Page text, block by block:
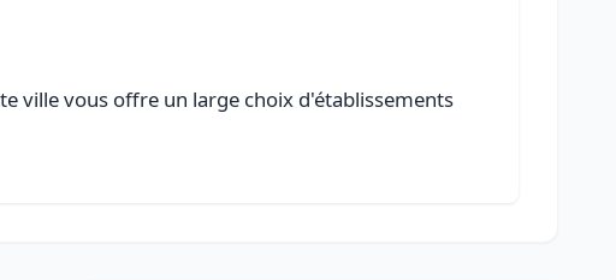
ville vous offre un large choix d'établissements